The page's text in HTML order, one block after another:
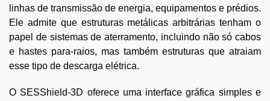
linhas de transmissão de energia, equipamentos e prédios.
Ele admite que estruturas metálicas arbitrárias tenham o
papel de sistemas de aterramento, incluindo não só cabos
e hastes para-raios, mas também estruturas que atraiam
esse tipo de descarga elétrica.
O SESShield-3D oferece uma interface gráfica simples e